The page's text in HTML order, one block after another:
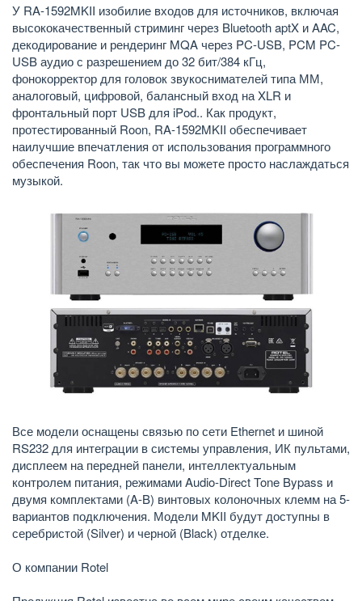
У RA-1592MKII изобилие входов для источников, включая
высококачественный стриминг через Bluetooth aptX и AAC,
декодирование и рендеринг MQA через PC-USB, PCM PC-
USB аудио с разрешением до 32 бит/384 кГц,
фонокорректор для головок звукоснимателей типа ММ,
аналоговый, цифровой, балансный вход на XLR и
фронтальный порт USB для iPod.. Как продукт,
протестированный Roon, RA-1592MKII обеспечивает
наилучшие впечатления от использования программного
обеспечения Roon, так что вы можете просто наслаждаться
музыкой.
Все модели оснащены связью по сети Ethernet и шиной
RS232 для интеграции в системы управления, ИК пультами,
дисплеем на передней панели, интеллектуальным
контролем питания, режимами Audio-Direct Tone Bypass и
двумя комплектами (A-B) винтовых колоночных клемм на 5-
вариантов подключения. Модели MKII будут доступны в
серебристой (Silver) и черной (Black) отделке.
О компании Rotel